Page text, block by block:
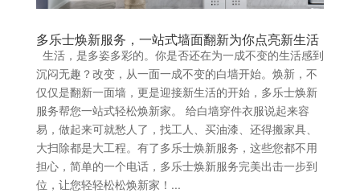
多乐士焕新服务，一站式墙面翻新为你点亮新生活
生活，是多姿多彩的。你是否还在为一成不变的生活感到
沉闷无趣？改变，从一面一成不变的白墙开始。焕新，不
仅仅是翻新一面墙，更是迎接新生活的开始，多乐士焕新
服务帮您一站式轻松焕新家。 给白墙穿件衣服说起来容
易，做起来可就愁人了，找工人、买油漆、还得搬家具、
大扫除都是大工程。有了多乐士焕新服务，这些您都不用
担心，简单的一个电话，多乐士焕新服务完美出击一步到
位，让您轻轻松松焕新家！...